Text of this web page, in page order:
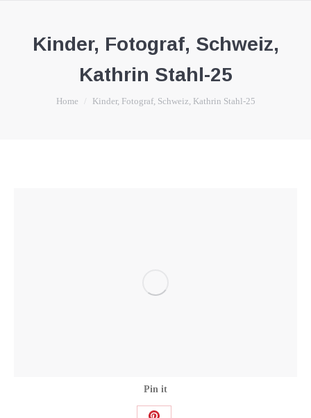
Kinder, Fotograf, Schweiz,
Kathrin Stahl-25
You are here:
Home Kinder, Fotograf, Schweiz, Kathrin Stahl-25
Pin it